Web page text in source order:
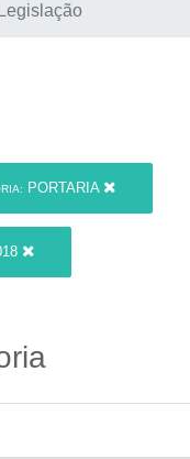
Legislação
PORTARIA